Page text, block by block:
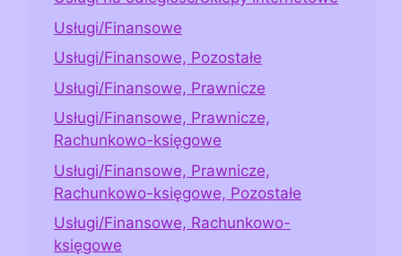
Usługi/Finansowe
Usługi/Finansowe, Pozostałe
Usługi/Finansowe, Prawnicze
Usługi/Finansowe, Prawnicze,
Rachunkowo-księgowe
Usługi/Finansowe, Prawnicze,
Rachunkowo-księgowe, Pozostałe
Usługi/Finansowe, Rachunkowo-
księgowe